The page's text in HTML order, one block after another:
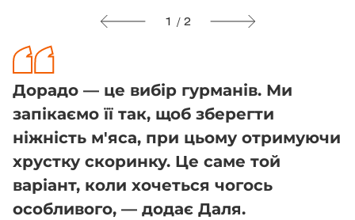
1 / 2
Дорадо — це вибір гурманів. Ми
запікаємо її так, щоб зберегти
ніжність м'яса, при цьому отримуючи
хрустку скоринку. Це саме той
варіант, коли хочеться чогось
особливого, — додає Даля.